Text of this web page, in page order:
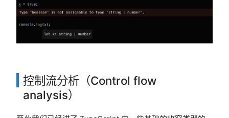
控制流分析（Control flow
analysis）